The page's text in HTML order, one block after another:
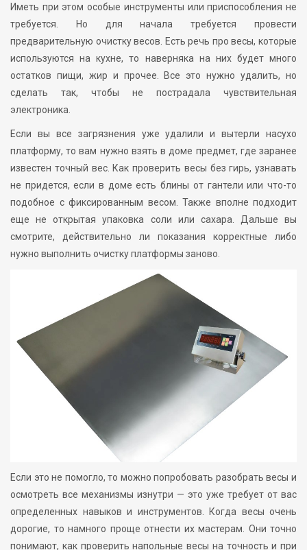
Иметь при этом особые инструменты или приспособления не
требуется. Но для начала требуется провести
предварительную очистку весов. Есть речь про весы, которые
используются на кухне, то наверняка на них будет много
остатков пищи, жир и прочее. Все это нужно удалить, но
сделать так, чтобы не пострадала чувствительная
электроника.
Если вы все загрязнения уже удалили и вытерли насухо
платформу, то вам нужно взять в доме предмет, где заранее
известен точный вес. Как проверить весы без гирь, узнавать
не придется, если в доме есть блины от гантели или что-то
подобное с фиксированным весом. Также вполне подходит
еще не открытая упаковка соли или сахара. Дальше вы
смотрите, действительно ли показания корректные либо
нужно выполнить очистку платформы заново.
Если это не помогло, то можно попробовать разобрать весы и
осмотреть все механизмы изнутри — это уже требует от вас
определенных навыков и инструментов. Когда весы очень
дорогие, то намного проще отнести их мастерам. Они точно
понимают, как проверить напольные весы на точность и при